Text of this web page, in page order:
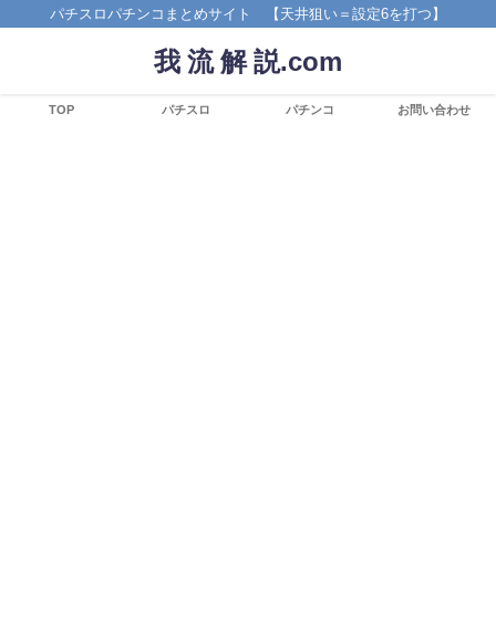
パチスロパチンコまとめサイト 【天井狙い＝設定6を打つ】
我 流 解 説.com
TOP パチスロ パチンコ お問い合わせ